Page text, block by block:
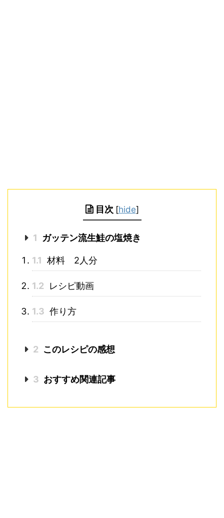
目次 [hide]
1 ガッテン流生鮭の塩焼き
1.1 材料 2人分
1.2 レシピ動画
1.3 作り方
2 このレシピの感想
3 おすすめ関連記事